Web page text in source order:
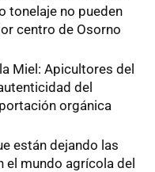
tonelaje no pueden
centro de Osorno
Miel: Apicultores del
del
orgánica
están dejando las
el mundo agrícola del